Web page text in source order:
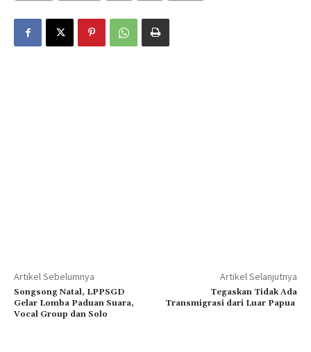
Artikel Sebelumnya
Songsong Natal, LPPSGD
Gelar Lomba Paduan Suara,
Vocal Group dan Solo
Artikel Selanjutnya
Tegaskan Tidak Ada
Transmigrasi dari Luar Papua